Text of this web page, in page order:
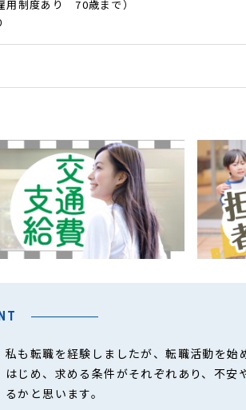
用制度あり 70歳まで）
私も転職を経験しましたが、転職活動を始
はじめ、求める条件がそれぞれあり、不安
るかと思います。